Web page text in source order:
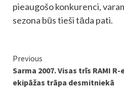
pieaugošo konkurenci,
sezona būs tieši tāda pati.
Continue
Reading
Previous
Sarma 2007. Visas trīs RAMI
ekipāžas trāpa desmitniekā